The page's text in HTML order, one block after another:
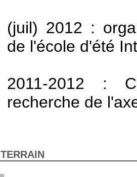
(juil) 2012 :
de l'école d'été
2011-2012 :
recherche de
TERRAIN